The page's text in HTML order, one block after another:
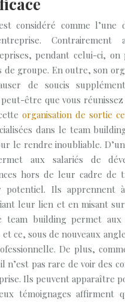
considéré comme l’une
Contrairement
pendant celui-ci, on
de groupe. En outre, son
de soucis
être que vous réunissez
organisation de sortie ce
dans le team
le rendre inoubliable.
aux salariés de
hors de leur cadre de
Ils apprennent
leur lien et en misant
team building permet aux
ce, sous de nouveaux
De plus,
n’est pas rare de voir des
Ils peuvent apparaître
témoignages affirment